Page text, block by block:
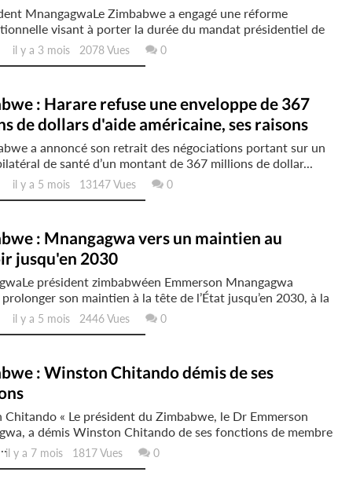
MnangagwaLe Zimbabwe a engagé une réforme
visant à porter la durée du mandat présidentiel de
il y a 3 mois 2078 Vues 0
: Harare refuse une enveloppe de 367
de dollars d'aide américaine, ses raisons
a annoncé son retrait des négociations portant sur un
de santé d’un montant de 367 millions de dollar...
il y a 5 mois 13147 Vues 0
: Mnangagwa vers un maintien au
jusqu'en 2030
président zimbabwéen Emmerson Mnangagwa
son maintien à la tête de l’État jusqu’en 2030, à la
il y a 5 mois 2446 Vues 0
: Winston Chitando démis de ses
« Le président du Zimbabwe, le Dr Emmerson
a démis Winston Chitando de ses fonctions de membre
y a 7 mois 1817 Vues 0